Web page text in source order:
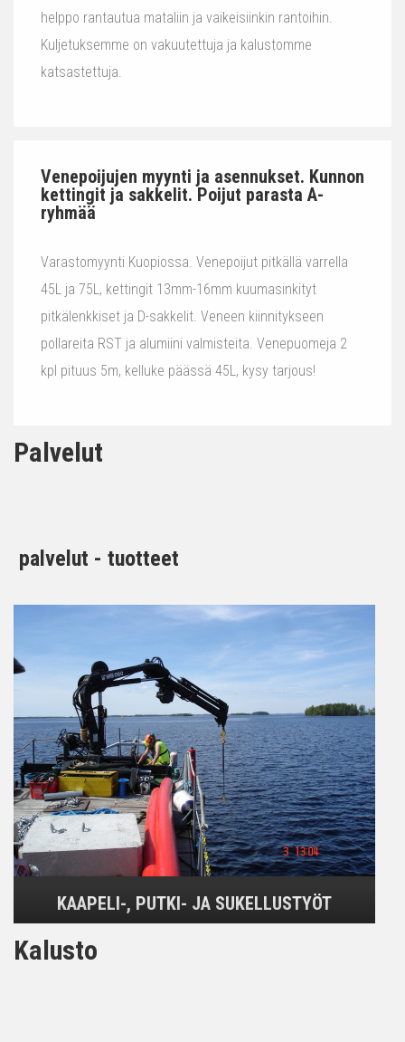
helppo rantautua mataliin ja vaikeisiinkin rantoihin.
Kuljetuksemme on vakuutettuja ja kalustomme
katsastettuja.
Venepoijujen myynti ja asennukset. Kunnon
kettingit ja sakkelit. Poijut parasta A-
ryhmää
Varastomyynti Kuopiossa. Venepoijut pitkällä varrella
45L ja 75L, kettingit 13mm-16mm kuumasinkityt
pitkälenkkiset ja D-sakkelit. Veneen kiinnitykseen
pollareita RST ja alumiini valmisteita. Venepuomeja 2
kpl pituus 5m, kelluke päässä 45L, kysy tarjous!
Palvelut
palvelut - tuotteet
KAAPELI-, PUTKI- JA SUKELLUSTYÖT
Kalusto